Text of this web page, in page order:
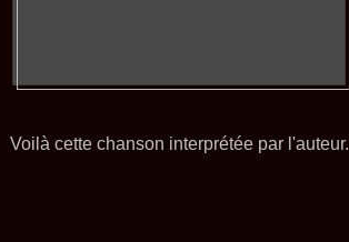
Voilà cette chanson interprétée par l'auteur.